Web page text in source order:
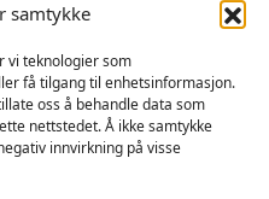
samtykke
vi teknologier som
få tilgang til enhetsinformasjon.
oss å behandle data som
nettstedet. Å ikke samtykke
innvirkning på visse
for nyheiter og tilbod